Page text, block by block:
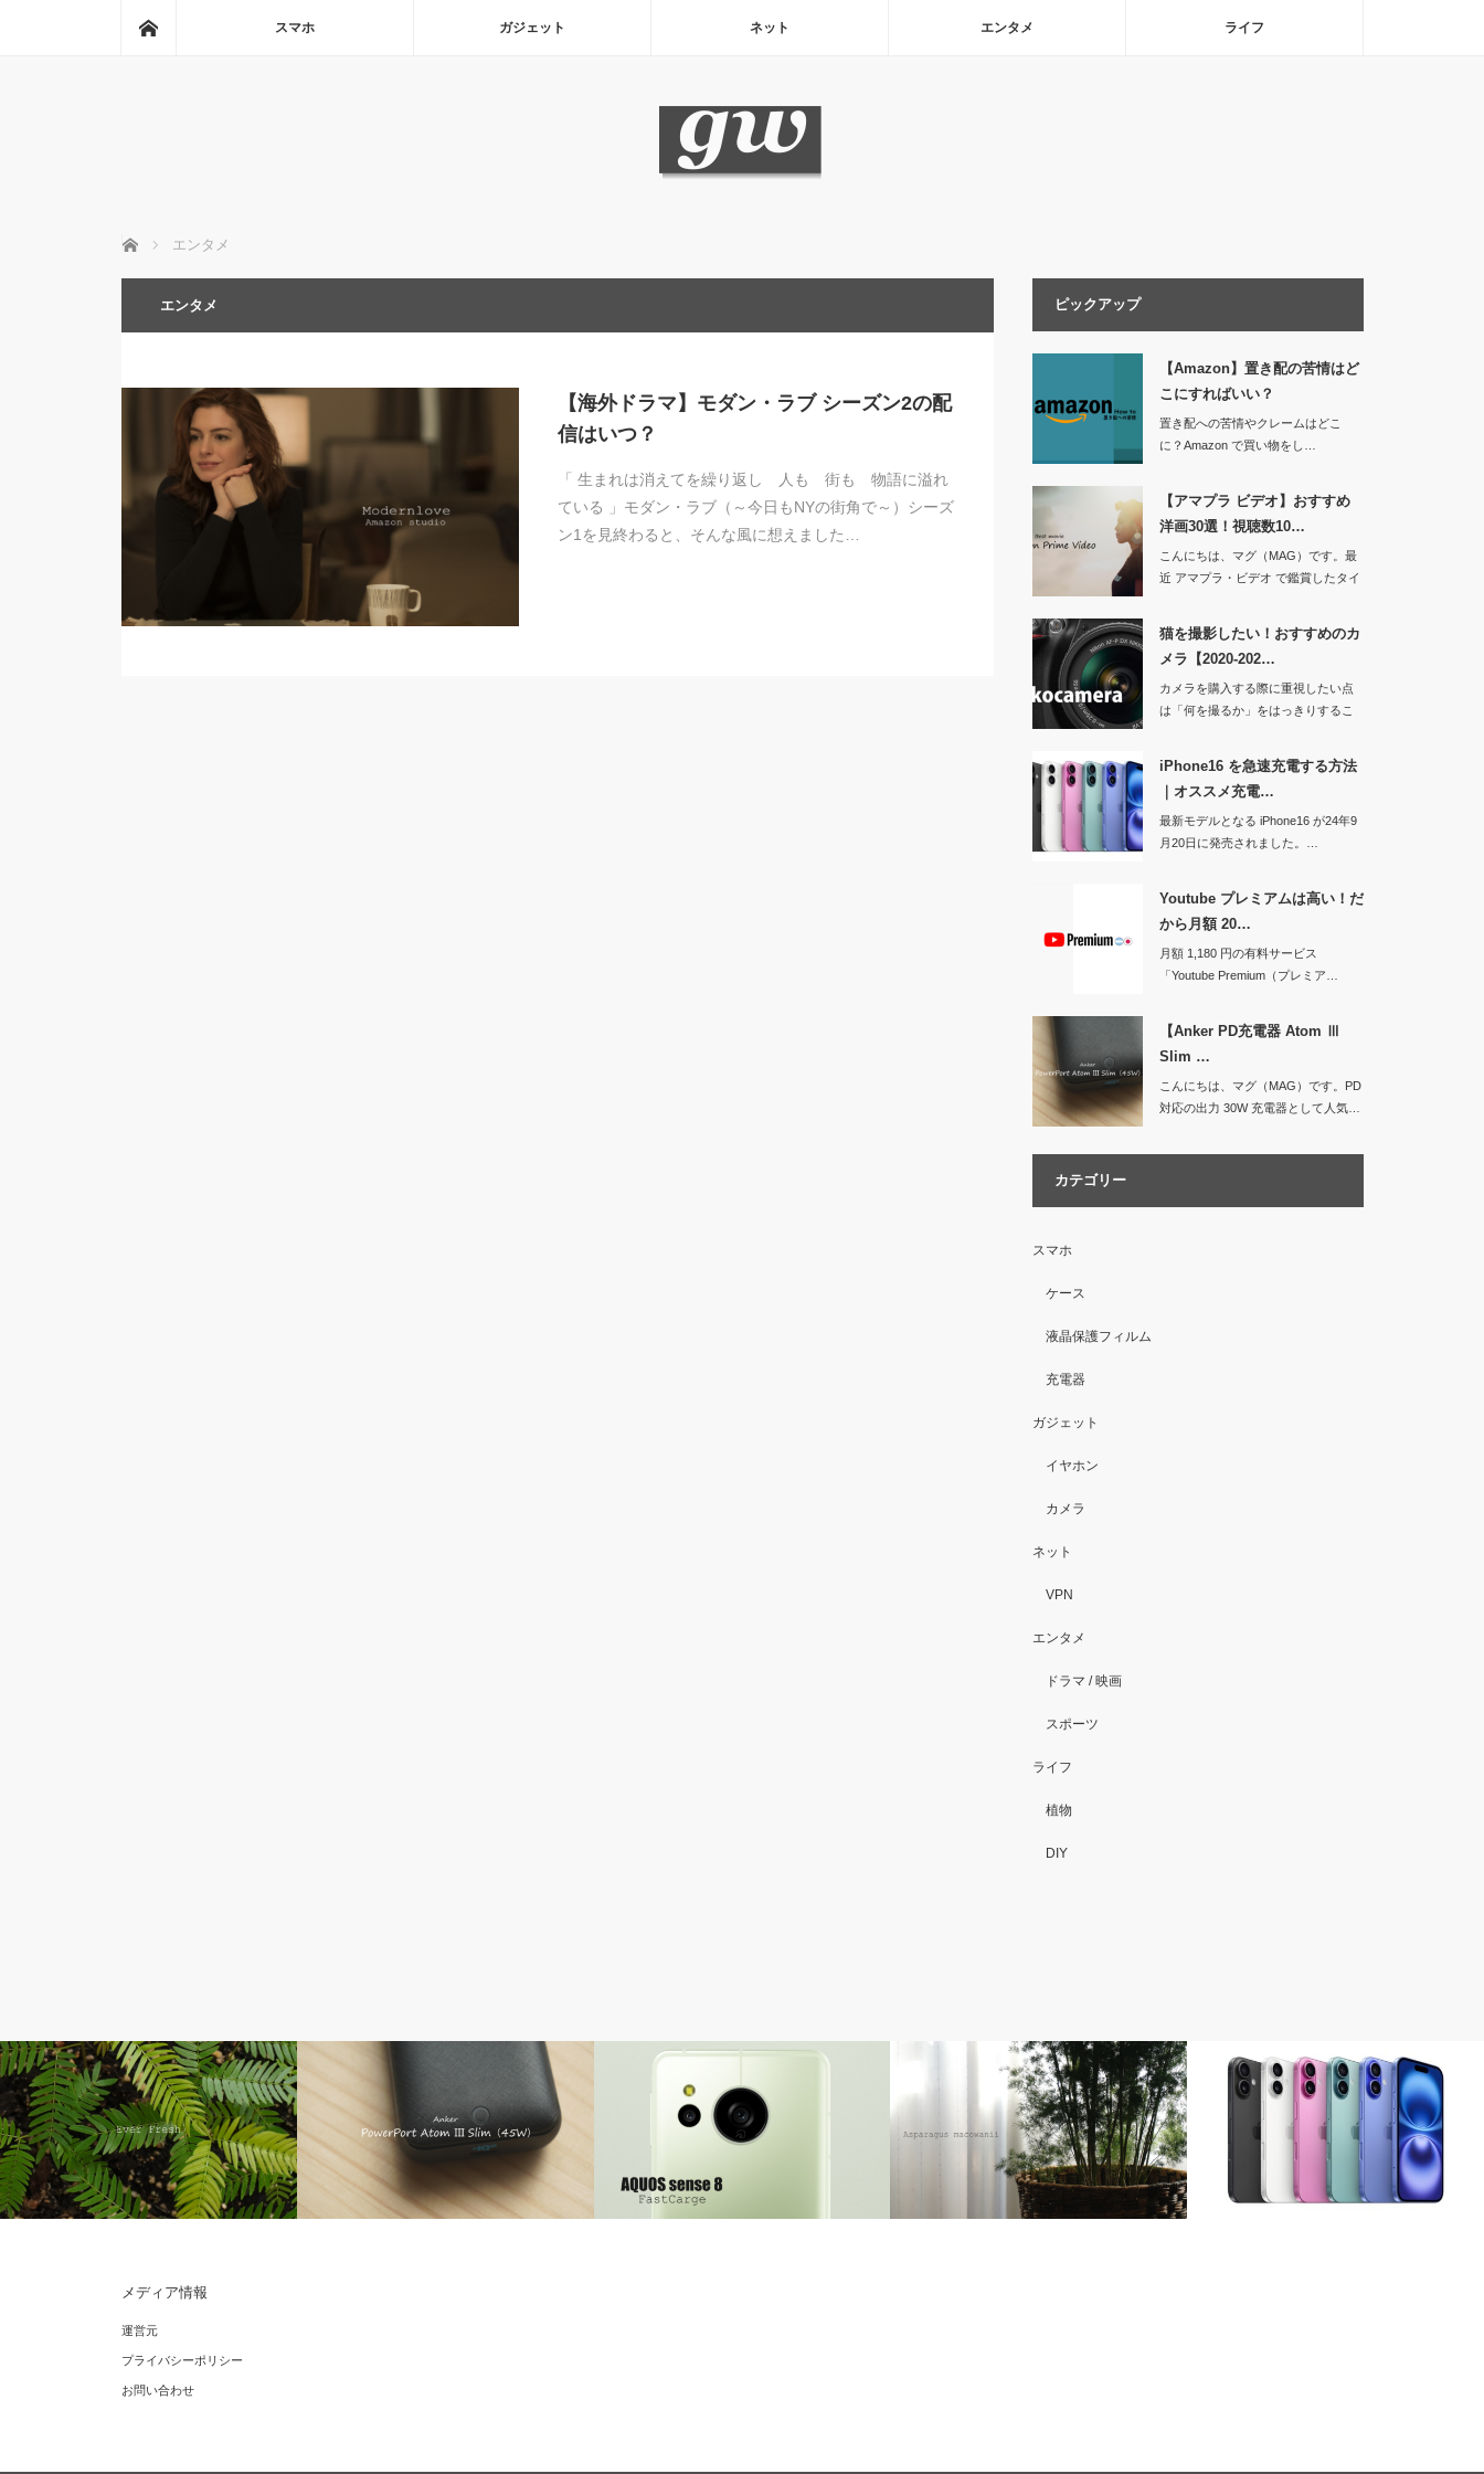
スマホ ガジェット ネット エンタメ ライフ
ホーム エンタメ
エンタメ
【海外ドラマ】モダン・ラブ シーズン2の配
信はいつ？
「 生まれは消えてを繰り返し 人も 街も 物語に溢れ
ている 」モダン・ラブ（～今日もNYの街角で～）シーズ
ン1を見終わると、そんな風に想えました…
ピックアップ
【Amazon】置き配の苦情はど
こにすればいい？
置き配への苦情やクレームはどこ
に？Amazon で買い物をし…
【アマプラ ビデオ】おすすめ
洋画30選！視聴数10…
こんにちは、マグ（MAG）です。最
近 アマプラ・ビデオ で鑑賞したタイ
猫を撮影したい！おすすめのカ
メラ【2020-202…
カメラを購入する際に重視したい点
は「何を撮るか」をはっきりするこ
iPhone16 を急速充電する方法
｜オススメ充電…
最新モデルとなる iPhone16 が24年9
月20日に発売されました。…
Youtube プレミアムは高い！だ
から月額 20…
月額 1,180 円の有料サービス
「Youtube Premium（プレミア…
【Anker PD充電器 Atom Ⅲ
Slim …
こんにちは、マグ（MAG）です。PD
対応の出力 30W 充電器として人気…
カテゴリー
スマホ
ケース
液晶保護フィルム
充電器
ガジェット
イヤホン
カメラ
ネット
VPN
エンタメ
ドラマ / 映画
スポーツ
ライフ
植物
DIY
【エバーフレッシュ】種から育てる方
法！挿し木より難しいけど可愛い
メディア情報
運営元
プライバシーポリシー
お問い合わせ